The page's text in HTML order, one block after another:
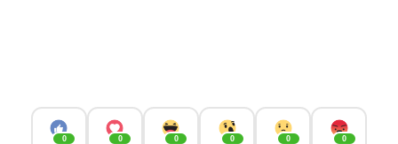
0 0 0 0 0 0